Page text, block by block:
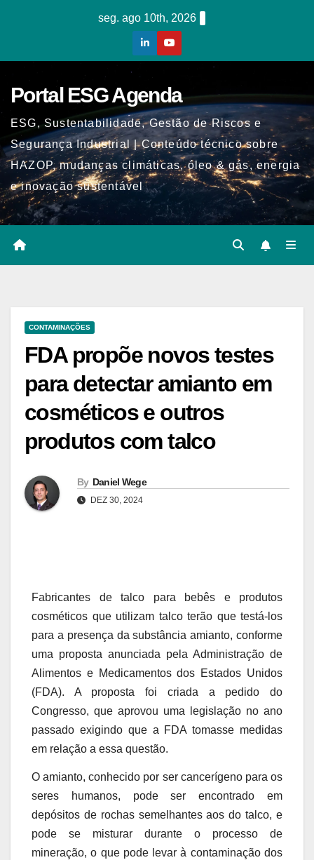
seg. ago 10th, 2026
Portal ESG Agenda
ESG, Sustentabilidade, Gestão de Riscos e
Segurança Industrial | Conteúdo técnico sobre
HAZOP, mudanças climáticas, óleo & gás, energia
e inovação sustentável
CONTAMINAÇÕES
FDA propõe novos testes
para detectar amianto em
cosméticos e outros
produtos com talco
By Daniel Wege
DEZ 30, 2024
Fabricantes de talco para bebês e produtos
cosméticos que utilizam talco terão que testá-los
para a presença da substância amianto, conforme
uma proposta anunciada pela Administração de
Alimentos e Medicamentos dos Estados Unidos
(FDA). A proposta foi criada a pedido do
Congresso, que aprovou uma legislação no ano
passado exigindo que a FDA tomasse medidas
em relação a essa questão.
O amianto, conhecido por ser cancerígeno para os
seres humanos, pode ser encontrado em
depósitos de rochas semelhantes aos do talco, e
pode se misturar durante o processo de
mineração, o que pode levar à contaminação dos